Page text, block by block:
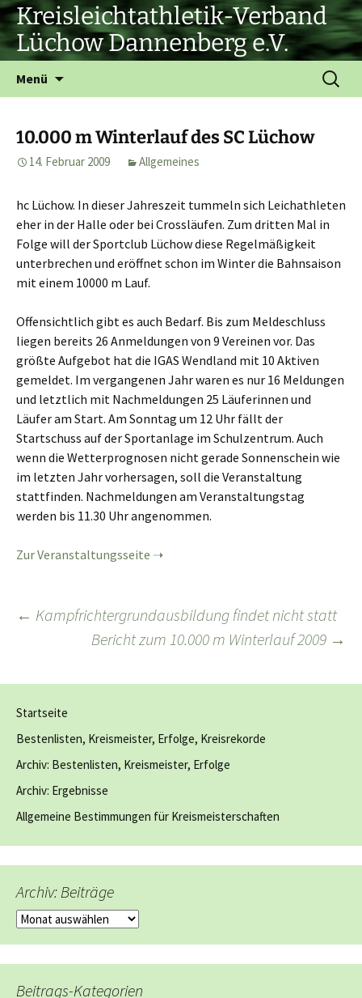
Zum
Inhalt
springen
Kreisleichtathletik-Verband
Lüchow Dannenberg e.V.
Menü
Suchen
nach:
10.000 m Winterlauf des SC Lüchow
14. Februar 2009 Allgemeines
hc Lüchow. In dieser Jahreszeit tummeln sich Leichathleten
eher in der Halle oder bei Crossläufen. Zum dritten Mal in
Folge will der Sportclub Lüchow diese Regelmäßigkeit
unterbrechen und eröffnet schon im Winter die Bahnsaison
mit einem 10000 m Lauf.
Offensichtlich gibt es auch Bedarf. Bis zum Meldeschluss
liegen bereits 26 Anmeldungen von 9 Vereinen vor. Das
größte Aufgebot hat die IGAS Wendland mit 10 Aktiven
gemeldet. Im vergangenen Jahr waren es nur 16 Meldungen
und letztlich mit Nachmeldungen 25 Läuferinnen und
Läufer am Start. Am Sonntag um 12 Uhr fällt der
Startschuss auf der Sportanlage im Schulzentrum. Auch
wenn die Wetterprognosen nicht gerade Sonnenschein wie
im letzten Jahr vorhersagen, soll die Veranstaltung
stattfinden. Nachmeldungen am Veranstaltungstag
werden bis 11.30 Uhr angenommen.
Zur Veranstaltungsseite
Beitragsnavigation
← Kampfrichtergrundausbildung findet nicht statt
Bericht zum 10.000 m Winterlauf 2009 →
Startseite
Bestenlisten, Kreismeister, Erfolge, Kreisrekorde
Archiv: Bestenlisten, Kreismeister, Erfolge
Archiv: Ergebnisse
Allgemeine Bestimmungen für Kreismeisterschaften
Archiv: Beiträge
Archiv:
Beitrags-Kategorien